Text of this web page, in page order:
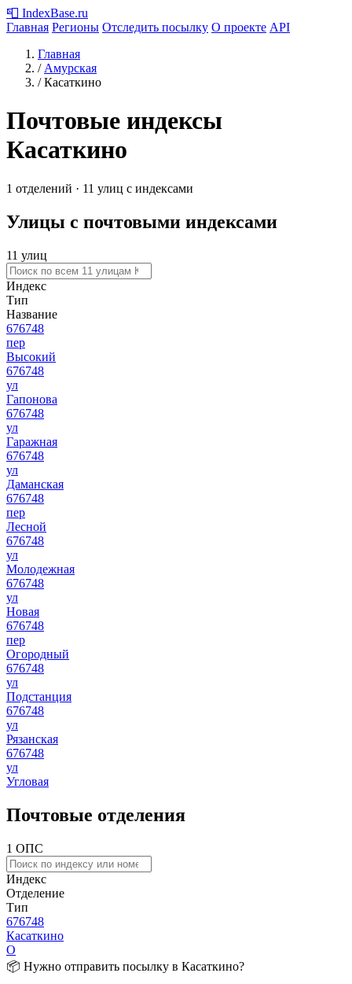
📮 IndexBase.ru
Главная Регионы Отследить посылку О проекте API
Главная
/ Амурская
/ Касаткино
Почтовые индексы
Касаткино
1 отделений · 11 улиц с индексами
Улицы с почтовыми индексами
11 улиц
Индекс
Тип
Название
676748
пер
Высокий
676748
ул
Гапонова
676748
ул
Гаражная
676748
ул
Даманская
676748
пер
Лесной
676748
ул
Молодежная
676748
ул
Новая
676748
пер
Огородный
676748
ул
Подстанция
676748
ул
Рязанская
676748
ул
Угловая
Почтовые отделения
1 ОПС
Индекс
Отделение
Тип
676748
Касаткино
О
📦 Нужно отправить посылку в Касаткино?